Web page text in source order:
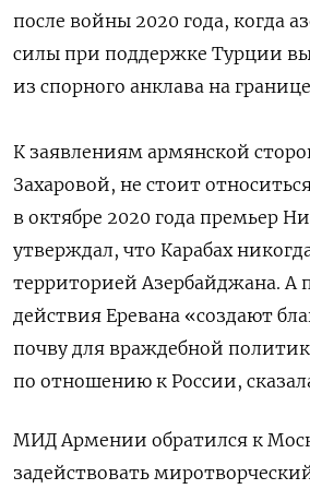
после войны 2020 года, когда
силы при поддержке Турции
из спорного анклава на
К заявлениям армянской
Захаровой, не стоит
в октябре 2020 года премьер
утверждал, что Карабах
территорией Азербайджана. А
действия Еревана «создают
почву для враждебной
по отношению к России,
МИД Армении обратился к
задействовать